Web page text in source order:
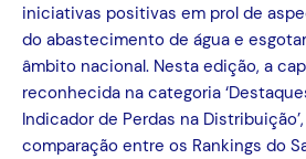
iniciativas positivas em prol de
do abastecimento de água e
âmbito nacional. Nesta edição, a
reconhecida na categoria
Indicador de Perdas na
comparação entre os Rankings do